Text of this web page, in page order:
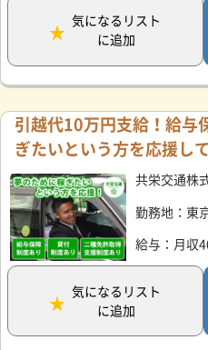
気になるリスト
に追加
引越代10万円支給！給与
ぎたいという方を応援し
共栄交通株
勤務地：東
給与：月収
気になるリスト
に追加